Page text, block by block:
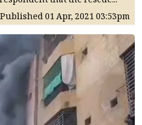
Published01 Apr, 202103:53pm